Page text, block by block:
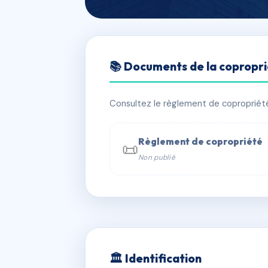
SDC 82 RUE DE
📍 82 RUE DE BELLEVILLE 69400
📞 Contacter Syndic Digital
📚 Documents de la
Consultez le règlement de
📜Règlement de copropriété
Non publié
🏛 Identification